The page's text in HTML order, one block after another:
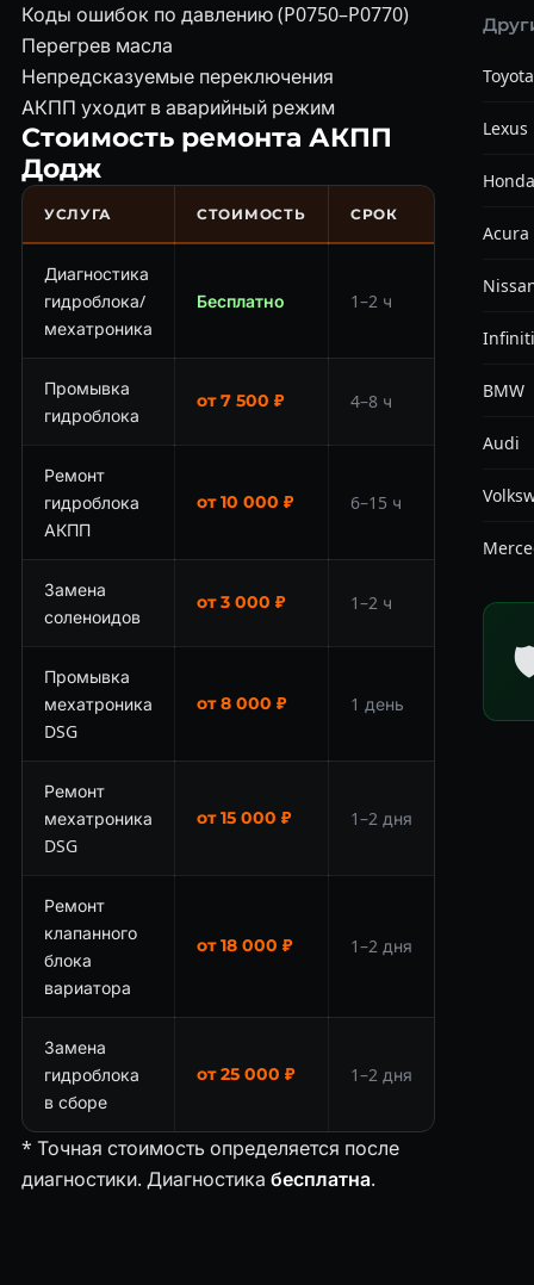
Коды ошибок по давлению (P0750–P0770)
Перегрев масла
Непредсказуемые переключения
АКПП уходит в аварийный режим
Стоимость ремонта АКПП
Додж
УСЛУГА СТОИМОСТЬ СРОК
Диагностика
гидроблока/
мехатроника
Бесплатно 1–2 ч
Промывка
гидроблока
от 7 500 ₽ 4–8 ч
Ремонт
гидроблока
АКПП
от 10 000 ₽ 6–15 ч
Замена
соленоидов
от 3 000 ₽ 1–2 ч
Промывка
мехатроника
DSG
от 8 000 ₽ 1 день
Ремонт
мехатроника
DSG
от 15 000 ₽ 1–2 дня
Ремонт
клапанного
блока
вариатора
от 18 000 ₽ 1–2 дня
Замена
гидроблока
в сборе
от 25 000 ₽ 1–2 дня
* Точная стоимость определяется после
диагностики. Диагностика бесплатна.
Toyota
Lexus
Honda
Acura
Infiniti
BMW
Audi